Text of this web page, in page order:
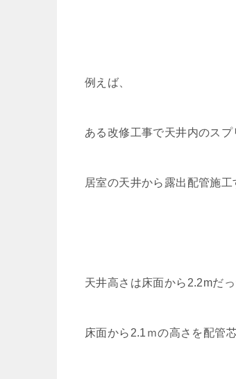
例えば、
ある改修工事で天井内のス
居室の天井から露出配管施
天井高さは床面から2.2mだ
床面から2.1ｍの高さを配管